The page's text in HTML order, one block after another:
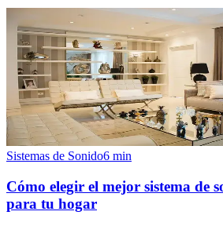
Sistemas de Sonido6 min
Cómo elegir el mejor sistema de
para tu hogar